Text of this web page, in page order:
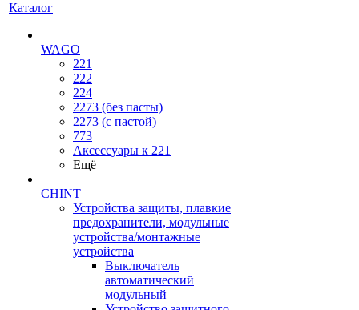
Каталог
WAGO
221
222
224
2273 (без пасты)
2273 (с пастой)
773
Аксессуары к 221
Ещё
CHINT
Устройства защиты, плавкие
предохранители, модульные
устройства/монтажные
устройства
Выключатель
автоматический
модульный